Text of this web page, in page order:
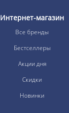
Интернет-магазин
Все бренды
Бестселлеры
Акции дня
Скидки
Новинки